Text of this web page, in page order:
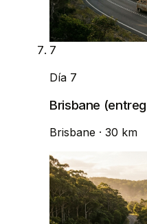
7
Día 7
Brisbane
Brisbane · 30 km